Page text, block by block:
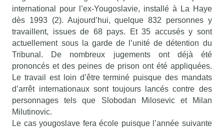
international pour l’ex-Yougoslavie, installé à La Haye
dès 1993 (2). Aujourd’hui, quelque 832 personnes y
travaillent, issues de 68 pays. Et 35 accusés y sont
actuellement sous la garde de l’unité de détention du
Tribunal. De nombreux jugements ont déjà été
prononcés et des peines de prison ont été appliquées.
Le travail est loin d’être terminé puisque des mandats
d’arrêt internationaux sont toujours lancés contre des
personnages tels que Slobodan Milosevic et Milan
Milutinovic.
Le cas yougoslave fera école puisque l’année suivante